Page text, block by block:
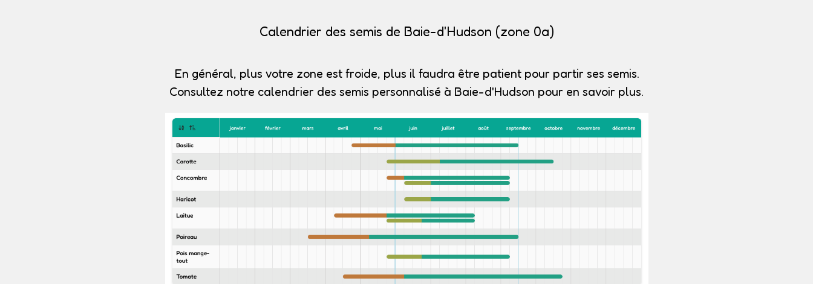
Calendrier des semis de Baie-d'Hudson (zone 0a)
En général, plus votre zone est froide, plus il faudra être patient pour partir ses semis.
Consultez notre calendrier des semis personnalisé à Baie-d'Hudson pour en savoir plus.